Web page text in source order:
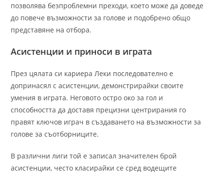
позволява безпроблемни преходи, което може да доведе
до повече възможности за голове и подобрено общо
представяне на отбора.
Асистенции и приноси в играта
През цялата си кариера Леки последователно е
допринасял с асистенции, демонстрирайки своите
умения в играта. Неговото остро око за гол и
способността да доставя прецизни центрирания го
правят ключов играч в създаването на възможности за
голове за съотборниците.
В различни лиги той е записал значителен брой
асистенции, често класирайки се сред водещите